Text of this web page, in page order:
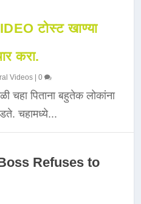
टोस्ट खाण्या
करा.
Videos |0
पिताना बहुतेक लोकांना
चहामध्ये...
Refuses to